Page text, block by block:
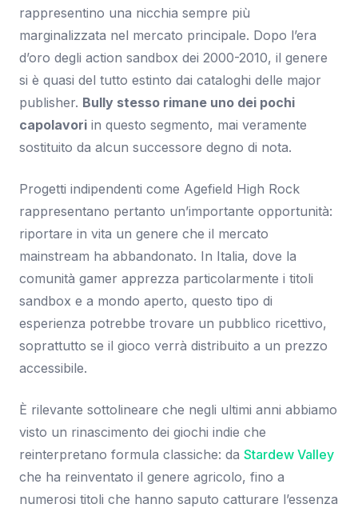
rappresentino una nicchia sempre più
marginalizzata nel mercato principale. Dopo l’era
d’oro degli action sandbox dei 2000-2010, il genere
si è quasi del tutto estinto dai cataloghi delle major
publisher. Bully stesso rimane uno dei pochi
capolavori in questo segmento, mai veramente
sostituito da alcun successore degno di nota.
Progetti indipendenti come Agefield High Rock
rappresentano pertanto un’importante opportunità:
riportare in vita un genere che il mercato
mainstream ha abbandonato. In Italia, dove la
comunità gamer apprezza particolarmente i titoli
sandbox e a mondo aperto, questo tipo di
esperienza potrebbe trovare un pubblico ricettivo,
soprattutto se il gioco verrà distribuito a un prezzo
accessibile.
È rilevante sottolineare che negli ultimi anni abbiamo
visto un rinascimento dei giochi indie che
reinterpretano formula classiche: da Stardew Valley
che ha reinventato il genere agricolo, fino a
numerosi titoli che hanno saputo catturare l’essenza